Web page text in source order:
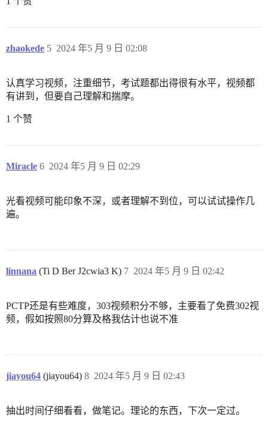
zhaokede 2024 年5 月 9 日 02:08
5
认真学习视频，注重细节，考试题都出得很有水平，视频都
有讲到，但要自己理解和揣摩。
1 个赞
Miracle 2024 年5 月 9 日 02:29
6
光看视频可能印象不深，或者理解不到位，可以试试操作几
遍。
linnana (Ti D Ber J2cwia3 K) 2024 年5 月 9 日 02:42
7
PCTP还是有些难度，303视频积分不够，主要看了免费302视
频，假如按照80分算及格我估计也说不准
jiayou64 (jiayou64) 2024 年5 月 9 日 02:43
8
抽出时间仔细看看，做笔记。理论的东西，下次一定过。